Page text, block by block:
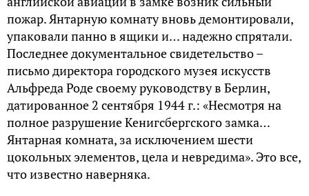
пожар. Янтарную комнату вновь демонтировали,
упаковали панно в ящики и… надежно спрятали.
Последнее документальное свидетельство –
письмо директора городского музея искусств
Альфреда Роде своему руководству в Берлин,
датированное 2 сентября 1944 г.: «Несмотря на
полное разрушение Кенигсбергского замка…
Янтарная комната, за исключением шести
цокольных элементов, цела и невредима». Это все,
что известно наверняка.